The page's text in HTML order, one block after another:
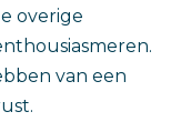
overige
van een